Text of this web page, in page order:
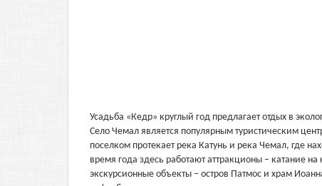
Усадьба «Кедр» круглый год предлагает отдых в
Село Чемал является популярным туристическим
поселком протекает река Катунь и река Чемал, где
время года здесь работают аттракционы – катание
экскурсионные объекты – остров Патмос и храм